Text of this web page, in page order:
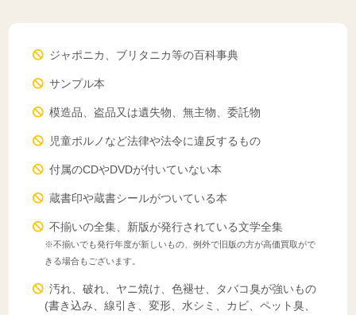
ジャポニカ、ブリタニカ等の百科事典
サンプル本
模造品、盗品又は遺失物、無主物、委託物
児童ポルノなど法律や法令に違反するもの
付属のCDやDVDが付いていない本
蔵書印や蔵書シールがついている本
不揃いの全集、新版が発行されている文学全集
※不揃いでも発行年度が新しいもの、例外で旧版の方が高価買取がで
きる場合もございます。
汚れ、破れ、ヤニ焼け、色褪せ、タバコ臭が強いもの
(書き込み、線引き、変形、水シミ、カビ、ペット臭、